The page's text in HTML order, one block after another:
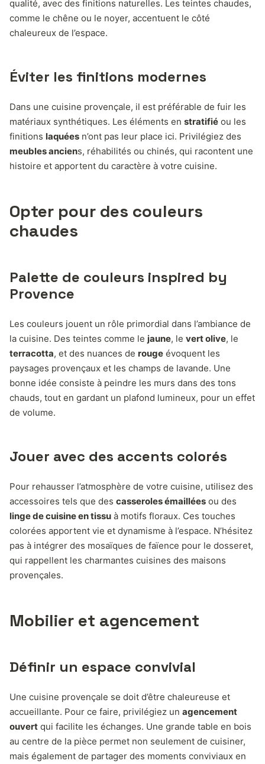
qualité, avec des finitions naturelles. Les teintes chaudes,
comme le chêne ou le noyer, accentuent le côté
chaleureux de l’espace.
Éviter les finitions modernes
Dans une cuisine provençale, il est préférable de fuir les
matériaux synthétiques. Les éléments en stratifié ou les
finitions laquées n’ont pas leur place ici. Privilégiez des
meubles anciens, réhabilités ou chinés, qui racontent une
histoire et apportent du caractère à votre cuisine.
Opter pour des couleurs
chaudes
Palette de couleurs inspired by
Provence
Les couleurs jouent un rôle primordial dans l’ambiance de
la cuisine. Des teintes comme le jaune, le vert olive, le
terracotta, et des nuances de rouge évoquent les
paysages provençaux et les champs de lavande. Une
bonne idée consiste à peindre les murs dans des tons
chauds, tout en gardant un plafond lumineux, pour un effet
de volume.
Jouer avec des accents colorés
Pour rehausser l’atmosphère de votre cuisine, utilisez des
accessoires tels que des casseroles émaillées ou des
linge de cuisine en tissu à motifs floraux. Ces touches
colorées apportent vie et dynamisme à l’espace. N’hésitez
pas à intégrer des mosaïques de faïence pour le dosseret,
qui rappellent les charmantes cuisines des maisons
provençales.
Mobilier et agencement
Définir un espace convivial
Une cuisine provençale se doit d’être chaleureuse et
accueillante. Pour ce faire, privilégiez un agencement
ouvert qui facilite les échanges. Une grande table en bois
au centre de la pièce permet non seulement de cuisiner,
mais également de partager des moments conviviaux en